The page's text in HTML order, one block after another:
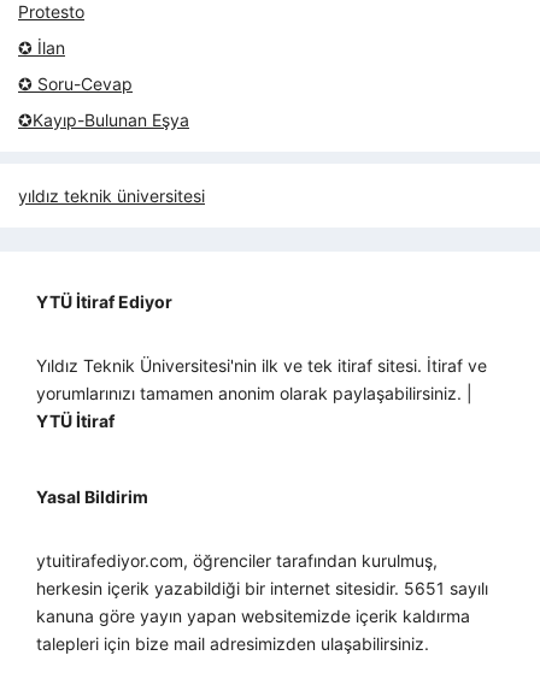
Protesto
✪ İlan
✪ Soru-Cevap
✪Kayıp-Bulunan Eşya
yıldız teknik üniversitesi
YTÜ İtiraf Ediyor
Yıldız Teknik Üniversitesi'nin ilk ve tek itiraf sitesi. İtiraf ve
yorumlarınızı tamamen anonim olarak paylaşabilirsiniz. |
YTÜ İtiraf
Yasal Bildirim
ytuitirafediyor.com, öğrenciler tarafından kurulmuş,
herkesin içerik yazabildiği bir internet sitesidir. 5651 sayılı
kanuna göre yayın yapan websitemizde içerik kaldırma
talepleri için bize mail adresimizden ulaşabilirsiniz.